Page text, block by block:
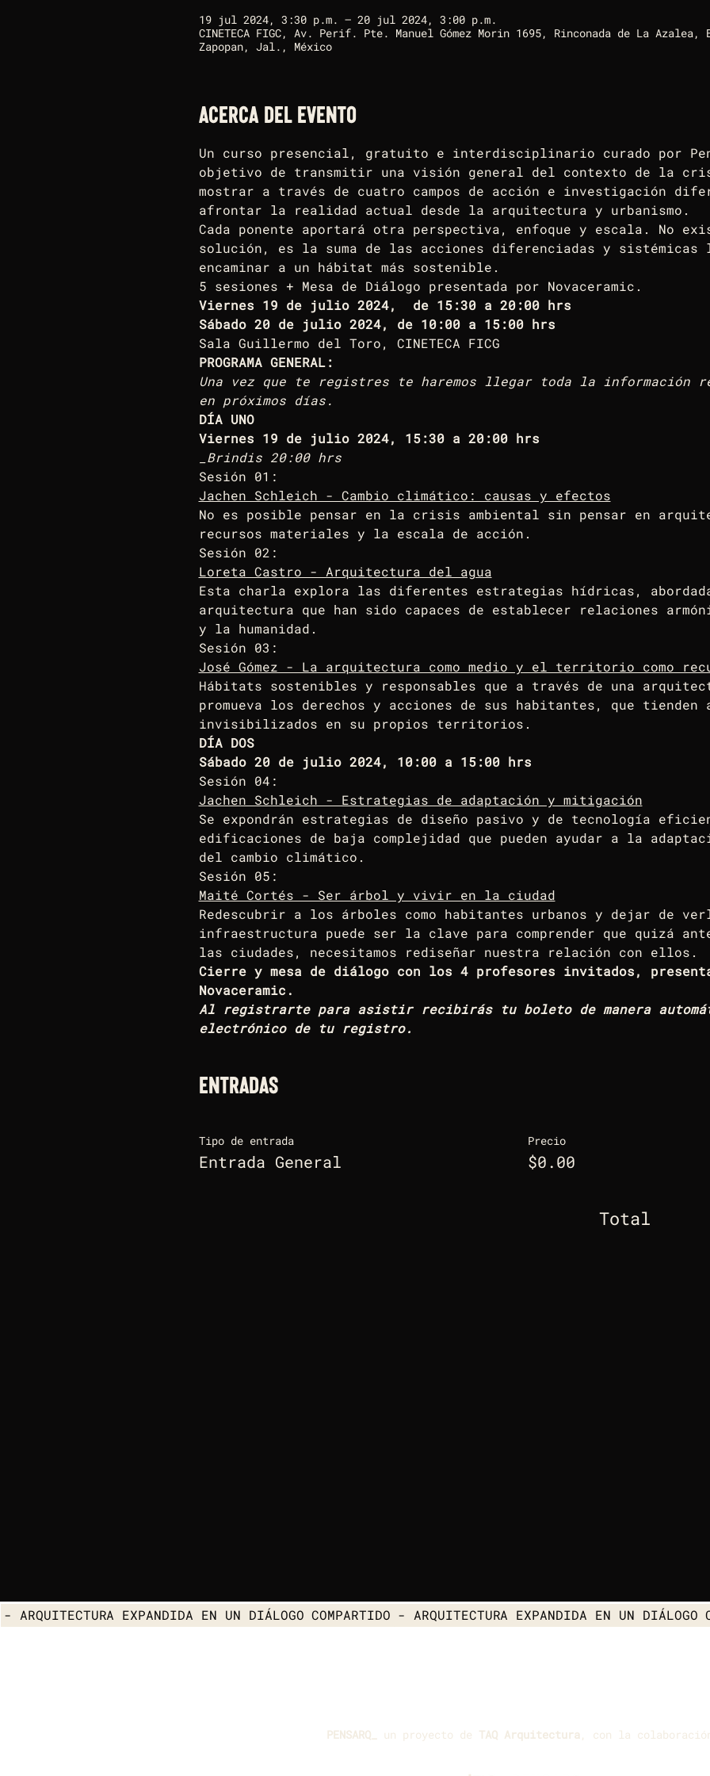
19 jul 2024, 3:30 p.m. – 20 jul 2024, 3:00 p.m.
CINETECA FIGC, Av. Perif. Pte. Manuel Gómez Morin 1695, Rinconada de La Azalea,
Zapopan, Jal., México
Acerca del evento
Un curso presencial, gratuito e interdisciplinario curado por
objetivo de transmitir una visión general del contexto de la
mostrar a través de cuatro campos de acción e investigación
afrontar la realidad actual desde la arquitectura y urbanismo.
Cada ponente aportará otra perspectiva, enfoque y escala. No
solución, es la suma de las acciones diferenciadas y sistémicas
encaminar a un hábitat más sostenible.
5 sesiones + Mesa de Diálogo presentada por Novaceramic.
Viernes 19 de julio 2024,  de 15:30 a 20:00 hrs
Sábado 20 de julio 2024, de 10:00 a 15:00 hrs
Sala Guillermo del Toro, CINETECA FICG
PROGRAMA GENERAL:
Una vez que te registres te haremos llegar toda la información
en próximos días.
DÍA UNO
Viernes 19 de julio 2024, 15:30 a 20:00 hrs
_Brindis 20:00 hrs
Sesión 01:
Jachen Schleich - Cambio climático: causas y efectos
No es posible pensar en la crisis ambiental sin pensar en
recursos materiales y la escala de acción.
Sesión 02:
Loreta Castro - Arquitectura del agua
Esta charla explora las diferentes estrategias hídricas,
arquitectura que han sido capaces de establecer relaciones
y la humanidad.
Sesión 03:
José Gómez - La arquitectura como medio y el territorio como
Hábitats sostenibles y responsables que a través de una
promueva los derechos y acciones de sus habitantes, que tienden
invisibilizados en su propios territorios.
DÍA DOS
Sábado 20 de julio 2024, 10:00 a 15:00 hrs
Sesión 04:
Jachen Schleich - Estrategias de adaptación y mitigación
Se expondrán estrategias de diseño pasivo y de tecnología
edificaciones de baja complejidad que pueden ayudar a la
del cambio climático.
Sesión 05:
Maité Cortés - Ser árbol y vivir en la ciudad
Redescubrir a los árboles como habitantes urbanos y dejar de
infraestructura puede ser la clave para comprender que quizá
las ciudades, necesitamos rediseñar nuestra relación con ellos.
Cierre y mesa de diálogo con los 4 profesores invitados,
Novaceramic.
Al registrarte para asistir recibirás tu boleto de manera
electrónico de tu registro.
Entradas
Tipo de entrada
Entrada General
Precio
$0.00
Total
- ARQUITECTURA EXPANDIDA EN UN DIÁLOGO COMPARTIDO - ARQUITECTURA EXPANDIDA EN UN DIÁLOGO
PENSARQ_ un proyecto de TAQ Arquitectura, con la